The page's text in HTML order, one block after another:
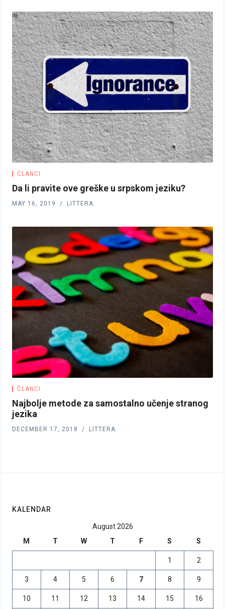
ČLANCI
Da li pravite ove greške u srpskom jeziku?
MAY 16, 2019 LITTERA
ČLANCI
Najbolje metode za samostalno učenje stranog
jezika
DECEMBER 17, 2018 LITTERA
KALENDAR
August 2026
M
T W T F S S
1 2
3 4 5 6 7 8 9
10 11 12 13 14 15 16